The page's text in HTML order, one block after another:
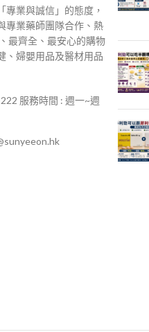
專業與誠信」的態度，
專業藥師團隊合作、熱
最齊全、最安心的購物
、婦嬰用品及醫材用品
服務時間 : 週一~週